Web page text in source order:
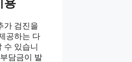
용
가 검진을
공하는 다
수 있습니
담금이 발